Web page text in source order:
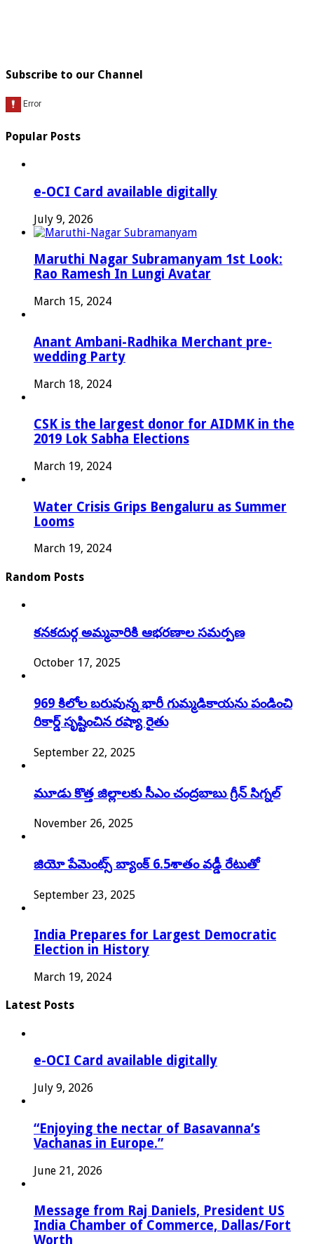
Subscribe to our Channel
Popular Posts
e-OCI Card available digitally
July 9, 2026
Maruthi Nagar Subramanyam 1st Look:
Rao Ramesh In Lungi Avatar
March 15, 2024
Anant Ambani-Radhika Merchant pre-
wedding Party
March 18, 2024
CSK is the largest donor for AIDMK in the
2019 Lok Sabha Elections
March 19, 2024
Water Crisis Grips Bengaluru as Summer
Looms
March 19, 2024
Random Posts
కనకదుర్గ అమ్మవారికి ఆభరణాల సమర్పణ
October 17, 2025
969 కిలోల బరువున్న భారీ గుమ్మడికాయను పండించి
రికార్డ్ సృష్టించిన రష్యా రైతు
September 22, 2025
మూడు కొత్త జిల్లాలకు సీఎం చంద్రబాబు గ్రీన్ సిగ్నల్
November 26, 2025
జియో పేమెంట్స్‌ బ్యాంక్‌ 6.5శాతం వడ్డీ రేటుతో
September 23, 2025
India Prepares for Largest Democratic
Election in History
March 19, 2024
Latest Posts
e-OCI Card available digitally
July 9, 2026
“Enjoying the nectar of Basavanna’s
Vachanas in Europe.”
June 21, 2026
Message from Raj Daniels, President US
India Chamber of Commerce, Dallas/Fort
Worth